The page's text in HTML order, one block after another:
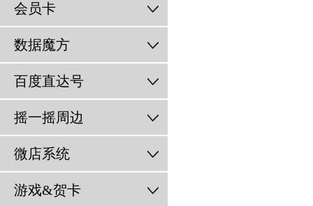
会员卡
数据魔方
百度直达号
摇一摇周边
微店系统
游戏&贺卡